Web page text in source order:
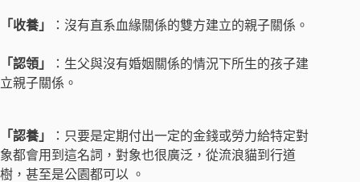
「收養」 ：沒有直系血緣關係的雙方建立的親子關係。
「認領」
：生父與沒有婚姻關係的情況下所生的孩子建
立親子關係。
「認養」
：只要是定期付出一定的金錢或勞力給特定對
象都會用到這名詞，對象也很廣泛，從流浪貓到行道
樹，甚至是公園都可以 。